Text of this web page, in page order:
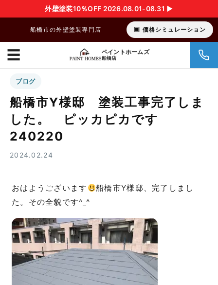
外壁塗装10％OFF 2026.08.01-08.31 ▶︎
船橋市の外壁塗装専門店 価格シミュレーション
ペイントホームズ
船橋店
☰
ブログ
船橋市Y様邸 塗装工事完了しま
した。 ピッカピカです
240220
2024.02.24
おはようございます
船橋市Y様邸、完了しまし
た。その全貌です^_^